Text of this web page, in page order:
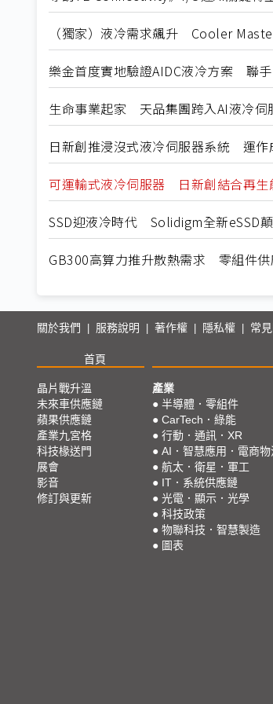
（獨家）液冷需求飆升 Cooler
樂金首度實地驗證AIDC液冷方案 聯
生命事業起家 天品集團跨入AI液冷伺
日新創推浸沒式液冷伺服器系統 運作
可運輸式液冷伺服器 日新創結合再生
SSD迎液冷時代 Solidigm全新eSSD
GB300高算力推升散熱需求 零組件供
關於我們 服務說明 著作權 隱私權 常
首頁
晶片戰升溫
未來車供應鏈
蘋果供應鏈
產業九宮格
科技椽送門
展會
影音
修訂與更新
產業
● 半導體．零組件
● CarTech．綠能
● 行動．通訊．XR
● AI．智慧應用．電商物
● 航太．衛星．軍工
● IT．系統供應鏈
● 光電．顯示．光學
● 科技政策
● 物聯科技．智慧製造
● 圖表